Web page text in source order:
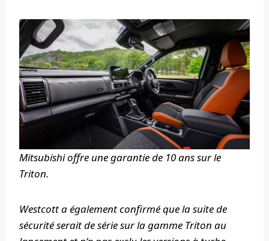
Mitsubishi offre une garantie de 10 ans sur le
Triton.
Westcott a également confirmé que la suite de
sécurité serait de série sur la gamme Triton au